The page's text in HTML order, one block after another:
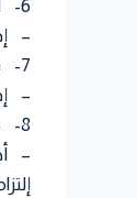
6- أعتن برجالك :
–
7- قدم الواجب على الذات :
–
8- كن فى المقدمة :
–